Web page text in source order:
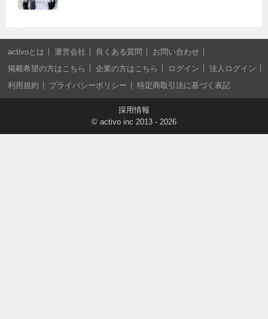
activoとは 運営会社 良くある質問
お問い合わせ
掲載希望の方はこちら
企業の方はこちら ログイン
法人ログイン
利用規約
プライバシーポリシー 特定商取引法に基づく表記
採用情報
© activo inc 2013 - 2026